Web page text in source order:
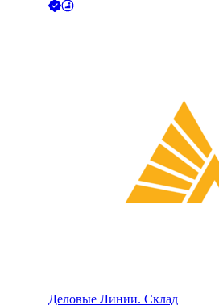
Деловые Линии. Склад